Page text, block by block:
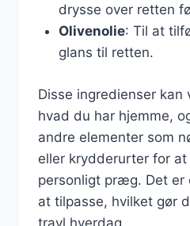
drysse over retten
Olivenolie: Til at
glans til retten.
Disse ingredienser kan
hvad du har hjemme,
andre elementer som
eller krydderurter for
personligt præg. Det er
at tilpasse, hvilket gør
travl hverdag.